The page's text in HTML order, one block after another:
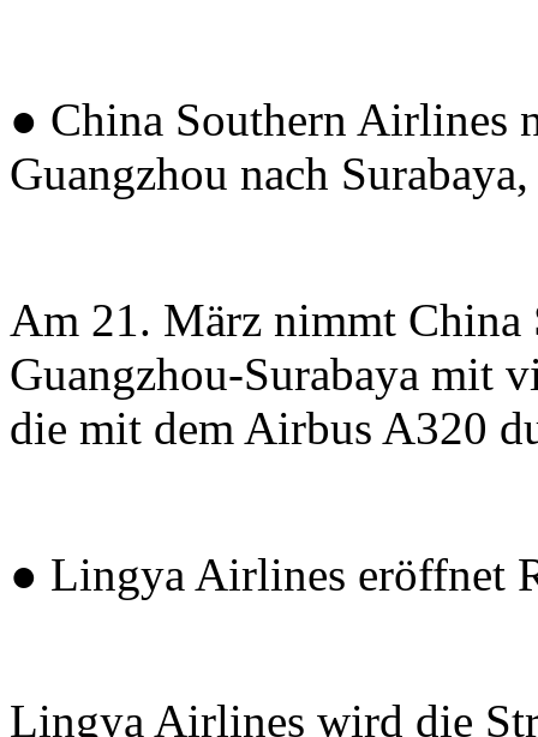
● China Southern Airlines
Guangzhou nach
Am 21. März nimmt China
Guangzhou-Surabaya mit
die mit dem Airbus A320
● Lingya Airlines eröffnet
Lingya Airlines wird die